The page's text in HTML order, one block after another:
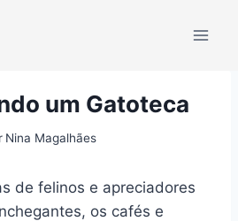
um Gatoteca
Nina Magalhães
de felinos e apreciadores
os cafés e